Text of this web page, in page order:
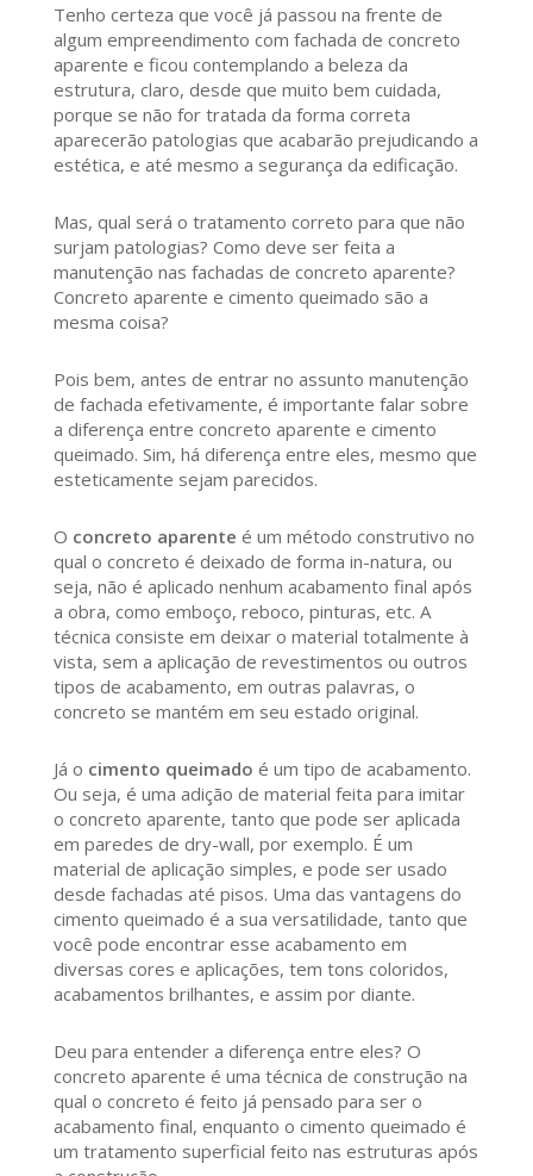
Tenho certeza que você já passou na frente de
algum empreendimento com fachada de concreto
aparente e ficou contemplando a beleza da
estrutura, claro, desde que muito bem cuidada,
porque se não for tratada da forma correta
aparecerão patologias que acabarão prejudicando a
estética, e até mesmo a segurança da edificação.
Mas, qual será o tratamento correto para que não
surjam patologias? Como deve ser feita a
manutenção nas fachadas de concreto aparente?
Concreto aparente e cimento queimado são a
mesma coisa?
Pois bem, antes de entrar no assunto manutenção
de fachada efetivamente, é importante falar sobre
a diferença entre concreto aparente e cimento
queimado. Sim, há diferença entre eles, mesmo que
esteticamente sejam parecidos.
O concreto aparente é um método construtivo no
qual o concreto é deixado de forma in-natura, ou
seja, não é aplicado nenhum acabamento final após
a obra, como emboço, reboco, pinturas, etc. A
técnica consiste em deixar o material totalmente à
vista, sem a aplicação de revestimentos ou outros
tipos de acabamento, em outras palavras, o
concreto se mantém em seu estado original.
Já o cimento queimado é um tipo de acabamento.
Ou seja, é uma adição de material feita para imitar
o concreto aparente, tanto que pode ser aplicada
em paredes de dry-wall, por exemplo. É um
material de aplicação simples, e pode ser usado
desde fachadas até pisos. Uma das vantagens do
cimento queimado é a sua versatilidade, tanto que
você pode encontrar esse acabamento em
diversas cores e aplicações, tem tons coloridos,
acabamentos brilhantes, e assim por diante.
Deu para entender a diferença entre eles? O
concreto aparente é uma técnica de construção na
qual o concreto é feito já pensado para ser o
acabamento final, enquanto o cimento queimado é
um tratamento superficial feito nas estruturas após